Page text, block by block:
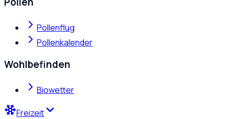
Pollenflug
Pollenkalender
Wohlbefinden
Biowetter
Freizeit